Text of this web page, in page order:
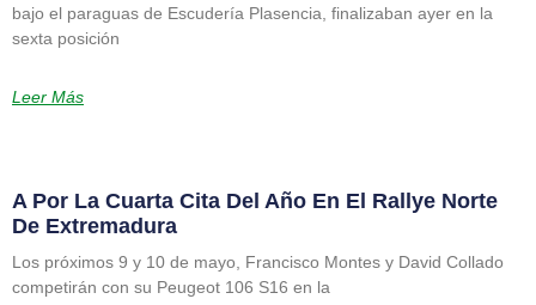
bajo el paraguas de Escudería Plasencia, finalizaban ayer en la
sexta posición
Leer Más
A Por La Cuarta Cita Del Año En El Rallye Norte
De Extremadura
Los próximos 9 y 10 de mayo, Francisco Montes y David Collado
competirán con su Peugeot 106 S16 en la